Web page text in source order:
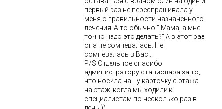
первый раз не переспрашивала у
меня о правильности назначенного
лечения. А то обычно:" Мама, а мне
точно надо это делать?" А в этот раз
она не сомневалась. Не
сомневалась в Вас...
P/S Отдельное спасибо
администратору стационара за то,
что носила нашу карточку с этажа
на этаж, когда мы ходили к
специалистам по несколько раз в